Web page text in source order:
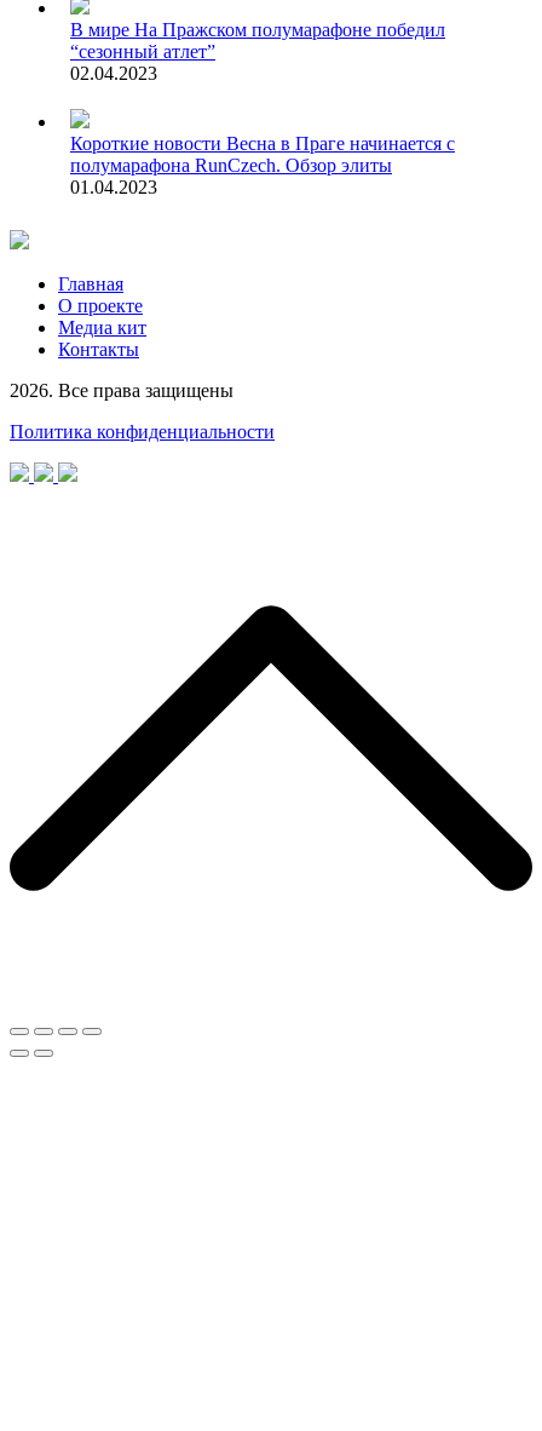
В мире На Пражском полумарафоне победил
“сезонный атлет”
02.04.2023
Короткие новости Весна в Праге начинается с
полумарафона RunCzech. Обзор элиты
01.04.2023
Главная
О проекте
Медиа кит
Контакты
2026. Все права защищены
Политика конфиденциальности